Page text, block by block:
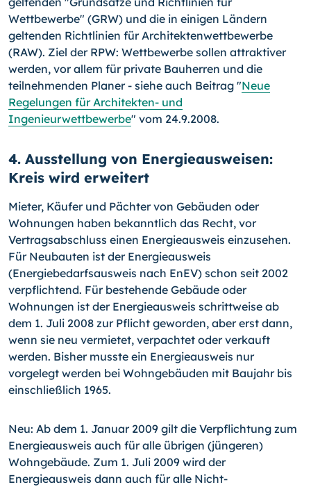
Wettbewerbe" (GRW) und die in einigen Ländern
geltenden Richtlinien für Architektenwettbewerbe
(RAW). Ziel der RPW: Wettbewerbe sollen attraktiver
werden, vor allem für private Bauherren und die
teilnehmenden Planer - siehe auch Beitrag "Neue
Regelungen für Architekten- und
Ingenieurwettbewerbe" vom 24.9.2008.
4. Ausstellung von Energieausweisen:
Kreis wird erweitert
Mieter, Käufer und Pächter von Gebäuden oder
Wohnungen haben bekanntlich das Recht, vor
Vertragsabschluss einen Energieausweis einzusehen.
Für Neubauten ist der Energieausweis
(Energiebedarfsausweis nach EnEV) schon seit 2002
verpflichtend. Für bestehende Gebäude oder
Wohnungen ist der Energieausweis schrittweise ab
dem 1. Juli 2008 zur Pflicht geworden, aber erst dann,
wenn sie neu vermietet, verpachtet oder verkauft
werden. Bisher musste ein Energieausweis nur
vorgelegt werden bei Wohngebäuden mit Baujahr bis
einschließlich 1965.
Neu: Ab dem 1. Januar 2009 gilt die Verpflichtung zum
Energieausweis auch für alle übrigen (jüngeren)
Wohngebäude. Zum 1. Juli 2009 wird der
Energieausweis dann auch für alle Nicht-